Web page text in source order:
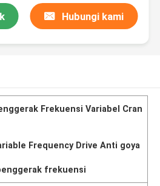
Hubungi kami
Frekuensi Variabel Cran
Frequency Drive Anti goya
frekuensi